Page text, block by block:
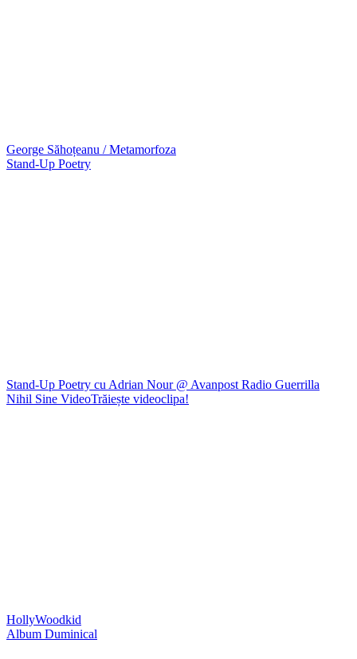
George Săhoțeanu / Metamorfoza
Stand-Up Poetry
Stand-Up Poetry cu Adrian Nour @ Avanpost Radio Guerrilla
Nihil Sine VideoTrăiește videoclipa!
HollyWoodkid
Album Duminical